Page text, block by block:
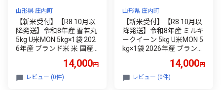
山形県 庄内町
【新米受付】【R8.10月以
降発送】令和8年産 雪若丸
5kg U米MON 5kg×1袋 202
6年産 ブランド米 米 国産
コシヒカリの原点、亀の尾
発祥の地 庄内
14,000円
レビュー (0件)
山形県 庄内町
【新米受付】【R8.10月以
降発送】令和8年産 ミルキ
ークイーン 5kg U米MON 5
kg×1袋 2026年産 ブランド
庄内平野 コシヒカリの原
点、亀の尾発祥の地 庄内
14,000円
レビュー (0件)